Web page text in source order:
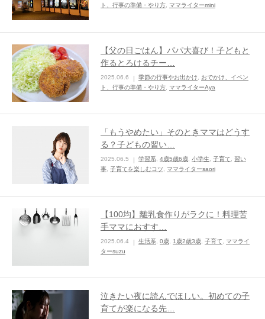
ト、行事の準備・やり方 ママライターmini
【父の日ごはん】パパ大喜び！子どもと
作るとろけるチー…
2025.06.6 季節の行事やお出かけ
おでかけ、イベン
ト、行事の準備・やり方 ママライターAya
「もうやめたい」そのときママはどうす
る？子どもの習い…
2025.06.5 学習系 4歳5歳6歳 小学生 子育て
習い
事 子育てを楽しむコツ ママライターsaori
【100均】離乳食作りがラクに！料理苦
手ママにおすす…
2025.06.4 生活系 0歳 1歳2歳3歳 子育て
ママライ
ターsuzu
泣きたい夜に読んでほしい。初めての子
育てが楽になる先…